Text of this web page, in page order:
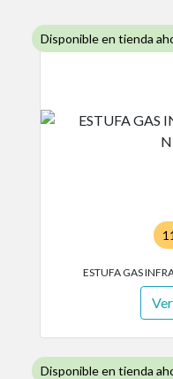
Disponible en tienda
ESTUFA GAS
Disponible en tienda